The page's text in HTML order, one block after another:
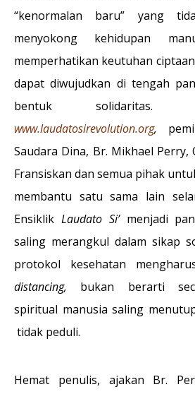
“kenormalan baru” yang
menyokong kehidupan
memperhatikan keutuhan
dapat diwujudkan di tengah
bentuk solidaritas.
www.laudatosirevolution.org,
Saudara Dina, Br. Mikhael Perry,
Fransiskan dan semua pihak
membantu satu sama lain
Ensiklik Laudato Si’ menjadi
saling merangkul dalam sikap
protokol kesehatan
distancing, bukan berarti
spiritual manusia saling
tidak peduli.
Hemat penulis, ajakan Br.